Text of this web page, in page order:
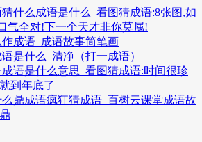
猜什么成语是什么_看图猜成语:8张图,如
气全对!下一个天才非你莫属!
成语_成语故事简笔画
是什么_清净（打一成语）
语是什么意思_看图猜成语:时间很珍
到年底了
鼎成语疯狂猜成语_百树云课堂成语故